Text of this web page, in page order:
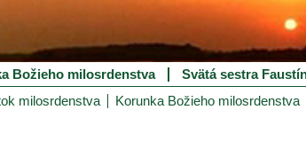
Božieho milosrdenstva Svätá sestra
milosrdenstva Korunka Božieho milosrdenstva